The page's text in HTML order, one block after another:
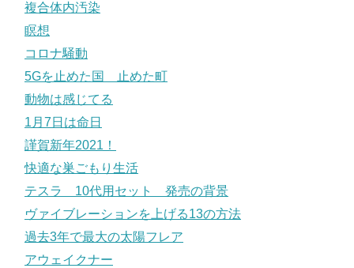
複合体内汚染
瞑想
コロナ騒動
5Gを止めた国 止めた町
動物は感じてる
1月7日は命日
謹賀新年2021！
快適な巣ごもり生活
テスラ 10代用セット 発売の背景
ヴァイブレーションを上げる13の方法
過去3年で最大の太陽フレア
アウェイクナー